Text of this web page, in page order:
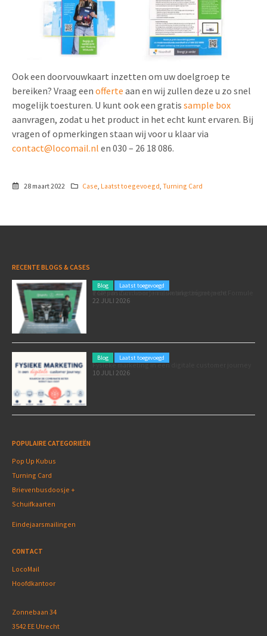
Ook een doorvouwkaart inzetten om uw doelgroep te
bereiken? Vraag een offerte aan en wij zullen deze u zo snel
mogelijk toesturen. U kunt ook een gratis sample box
aanvragen, zodat u het product in het echt kunt ervaren. Bij
vragen of opmerkingen staan wij voor u klaar via
contact@locomail.nl en 030 – 26 18 086.
28 maart 2022 Case, Laatst toegevoegd,Turning Card
RECENTE BLOGS & CASES
Blog Laatst toegevoegd
Poleposition voor je marketing: zó zet je de Formule 1 GP van Zandvoort in als marketingmoment
22 JULI 2026
Blog Laatst toegevoegd
Fysieke marketing in een digitale customer journey
10 JULI 2026
POPULAIRE CATEGORIEËN
Pop Up Kubus
Turning Card
Brievenbusdoosje +
Schuifkaarten
Eindejaarsmailingen
CONTACT
LocoMail
Hoofdkantoor
Zonnebaan 34
3542 EE Utrecht